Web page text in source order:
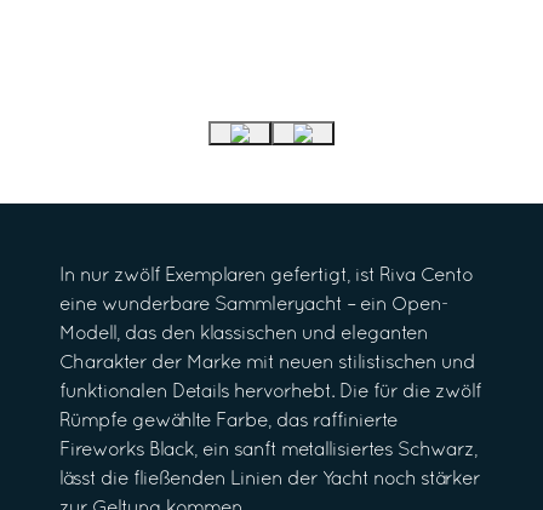
In nur zwölf Exemplaren gefertigt, ist Riva Cento
eine wunderbare Sammleryacht – ein Open-
Modell, das den klassischen und eleganten
Charakter der Marke mit neuen stilistischen und
funktionalen Details hervorhebt. Die für die zwölf
Rümpfe gewählte Farbe, das raffinierte
Fireworks Black, ein sanft metallisiertes Schwarz,
lässt die fließenden Linien der Yacht noch stärker